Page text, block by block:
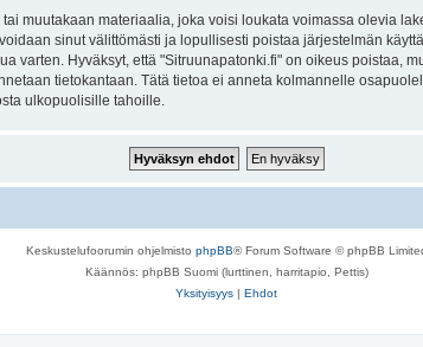
muutakaan materiaalia, joka voisi loukata voimassa olevia
sinut välittömästi ja lopullisesti poistaa järjestelmän
varten. Hyväksyt, että "Sitruunapatonki.fi" on oikeus poistaa,
tietokantaan. Tätä tietoa ei anneta kolmannelle
ulkopuolisille tahoille.
Keskustelufoorumin ohjelmisto phpBB® Forum Software © phpBB
Käännös: phpBB Suomi (lurttinen, harritapio, Pettis)
Yksityisyys | Ehdot